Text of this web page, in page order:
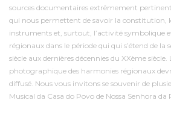
sources documentaires extrêmement
qui nous permettent de savoir la constitution,
instruments et, surtout, l’activité symbolique
régionaux dans le période qui qui s’étend de la
siècle aux dernières décennies du XXème
photographique des harmonies régionaux
diffusé. Nous vous invitons se souvenir de
Musical da Casa do Povo de Nossa Senhora